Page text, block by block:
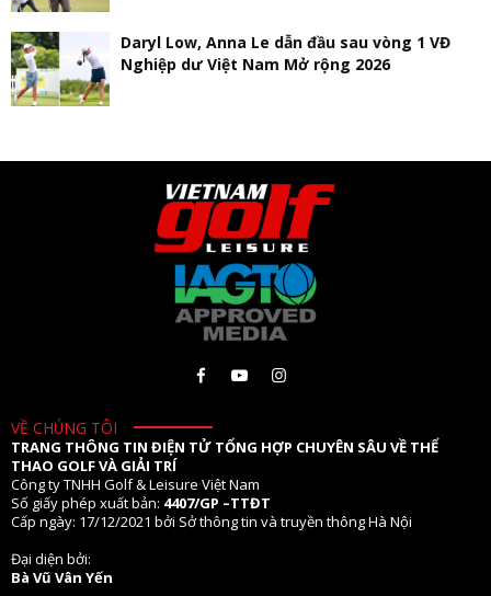
Daryl Low, Anna Le dẫn đầu sau vòng 1 VĐ
Nghiệp dư Việt Nam Mở rộng 2026
VỀ CHÚNG TÔI
TRANG THÔNG TIN ĐIỆN TỬ TỔNG HỢP CHUYÊN SÂU VỀ THỂ
THAO GOLF VÀ GIẢI TRÍ
Công ty TNHH Golf & Leisure Việt Nam
Số giấy phép xuất bản: 4407/GP –TTĐT
Cấp ngày: 17/12/2021 bởi Sở thông tin và truyền thông Hà Nội
Đại diện bởi:
Bà Vũ Vân Yến